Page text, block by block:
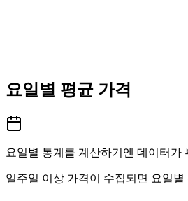
요일별 평균 가격
요일별 통계를 계산하기엔 데이터가
일주일 이상 가격이 수집되면 요일